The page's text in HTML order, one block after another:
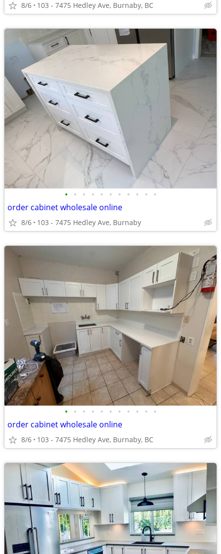
8/6 103 - 7475 Hedley Ave, Burnaby, BC
• • • • • • • • • • •
order cabinet wholesale online
8/6 103 - 7475 Hedley Ave, Burnaby
• • • • • • • • • • •
order cabinet wholesale online
8/6 103 - 7475 Hedley Ave, Burnaby, BC